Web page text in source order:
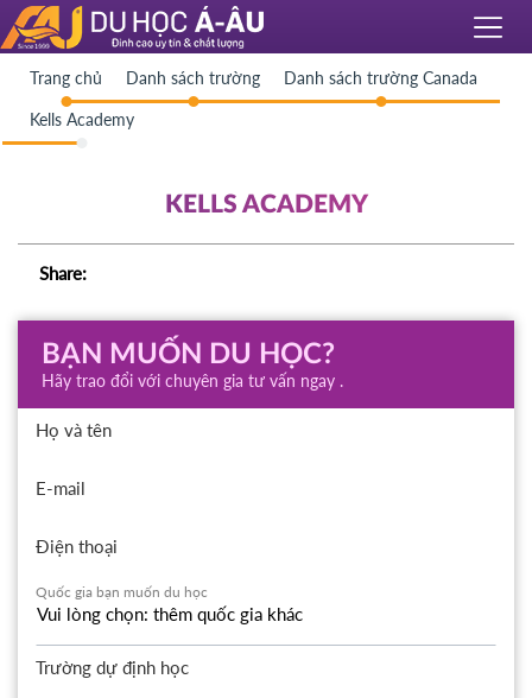
Trang chủ Danh sách trường Danh sách trường Canada
Kells Academy
KELLS ACADEMY
Share:
BẠN MUỐN DU HỌC?
Hãy trao đổi với chuyên gia tư vấn ngay .
Họ và tên
E-mail
Điện thoại
Quốc gia bạn muốn du học
Trường dự định học